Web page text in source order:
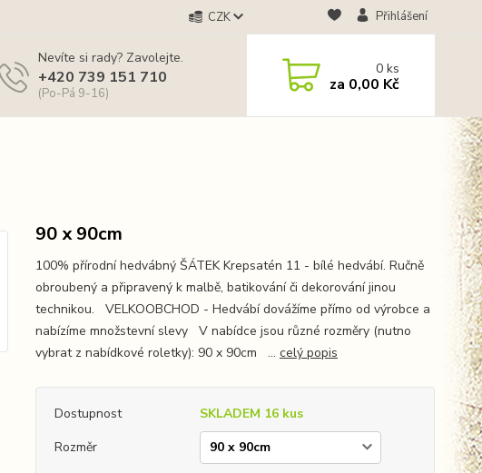
CZK Přihlášení
Nevíte si rady? Zavolejte.
+420 739 151 710
(Po-Pá 9-16)
0ks
za 0,00 Kč
90 x 90cm
100% přírodní hedvábný ŠÁTEK Krepsatén 11 - bílé hedvábí. Ručně
obroubený a připravený k malbě, batikování či dekorování jinou
technikou. VELKOOBCHOD - Hedvábí dovážíme přímo od výrobce a
nabízíme množstevní slevy V nabídce jsou různé rozměry (nutno
vybrat z nabídkové roletky): 90 x 90cm ... celý popis
Dostupnost
SKLADEM 16 kus
Rozměr